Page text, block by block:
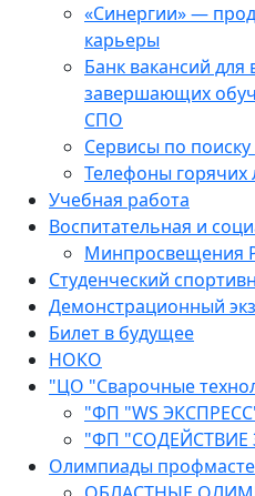
«Синергии» —
карьеры
Банк вакансий для
завершающих
СПО
Сервисы по
Телефоны
Учебная работа
Воспитательная и
Минпросвещения
Студенческий
Демонстрационный
Билет в будущее
НОКО
"ЦО "Сварочные
"ФП "WS
"ФП "СОДЕЙСТВИЕ
Олимпиады